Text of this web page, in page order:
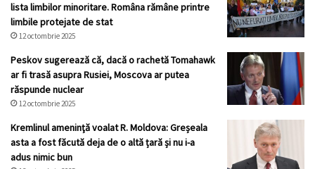
lista limbilor minoritare. Româna rămâne printre
limbile protejate de stat
12 octombrie 2025
Peskov sugerează că, dacă o rachetă Tomahawk
ar fi trasă asupra Rusiei, Moscova ar putea
răspunde nuclear
12 octombrie 2025
Kremlinul ameninţă voalat R. Moldova: Greșeala
asta a fost făcută deja de o altă țară și nu i-a
adus nimic bun